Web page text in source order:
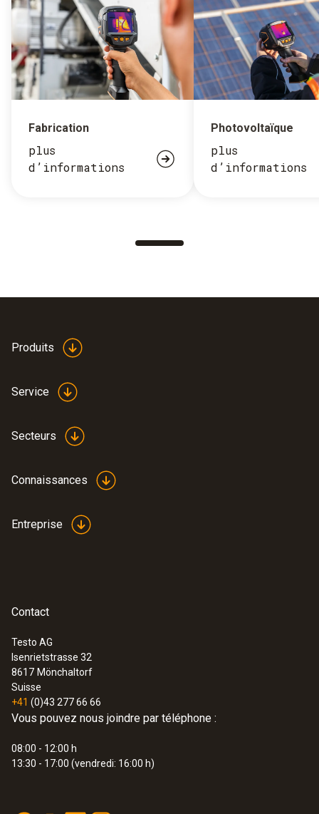
Fabrication
plus
d’informations
Photovoltaïque
plus
d’informations
Produits
Service
Secteurs
Connaissances
Entreprise
Contact
Testo AG
Isenrietstrasse 32
8617 Mönchaltorf
Suisse
+41 (0)43 277 66 66
Vous pouvez nous joindre par téléphone :
08:00 - 12:00 h
13:30 - 17:00 (vendredi: 16:00 h)